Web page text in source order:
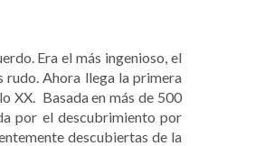
Era el más ingenioso, el
rudo. Ahora llega la primera
XX. Basada en más de 500
por el descubrimiento por
descubiertas de la